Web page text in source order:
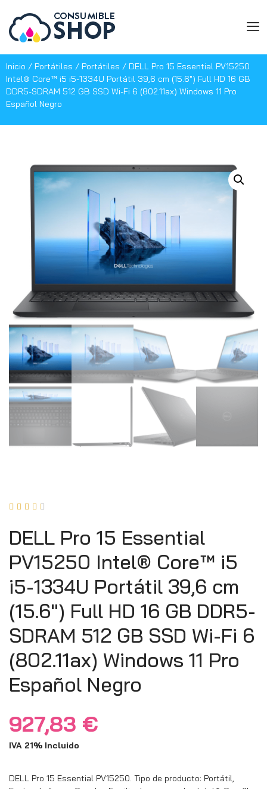
Inicio / Portátiles / Portátiles / DELL Pro 15 Essential PV15250
Intel® Core™ i5 i5-1334U Portátil 39,6 cm (15.6″) Full HD 16 GB
DDR5-SDRAM 512 GB SSD Wi-Fi 6 (802.11ax) Windows 11 Pro
Español Negro
    
DELL Pro 15 Essential
PV15250 Intel® Core™ i5
i5-1334U Portátil 39,6 cm
(15.6″) Full HD 16 GB DDR5-
SDRAM 512 GB SSD Wi-Fi 6
(802.11ax) Windows 11 Pro
Español Negro
927,83 €
IVA 21% Incluido
DELL Pro 15 Essential PV15250. Tipo de producto: Portátil,